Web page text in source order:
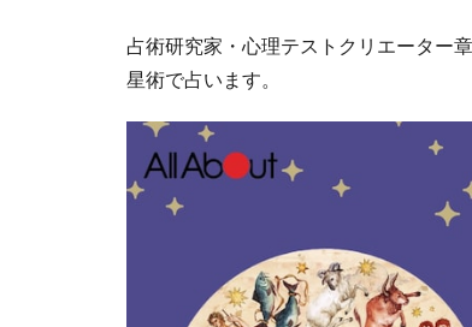
占術研究家・心理テストクリエーター
星術で占います。